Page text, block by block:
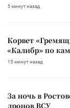
5 минут назад
Корвет
«Калибр» по
15 минут назад
За ночь в
дронов ВСУ